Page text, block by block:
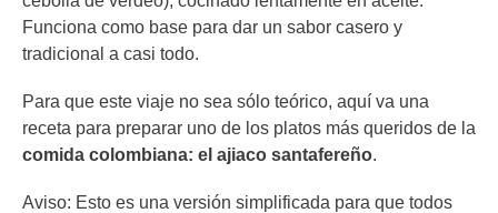
Funciona como base para dar un sabor casero y
tradicional a casi todo.
Para que este viaje no sea sólo teórico, aquí va una
receta para preparar uno de los platos más queridos de la
comida colombiana: el ajiaco santafereño.
Aviso: Esto es una versión simplificada para que todos